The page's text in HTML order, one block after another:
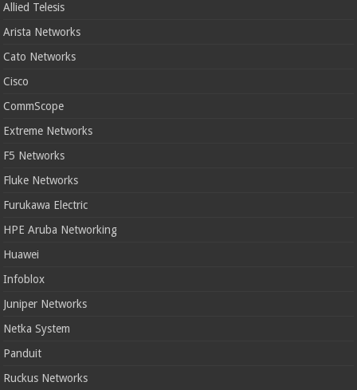
Allied Telesis
Arista Networks
Cato Networks
Cisco
CommScope
Extreme Networks
F5 Networks
Fluke Networks
Furukawa Electric
HPE Aruba Networking
Huawei
Infoblox
Juniper Networks
Netka System
Panduit
Ruckus Networks